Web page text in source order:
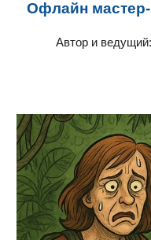
Офлайн
Автор и ведущий: